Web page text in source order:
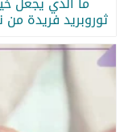
ثوروبريد فريدة من